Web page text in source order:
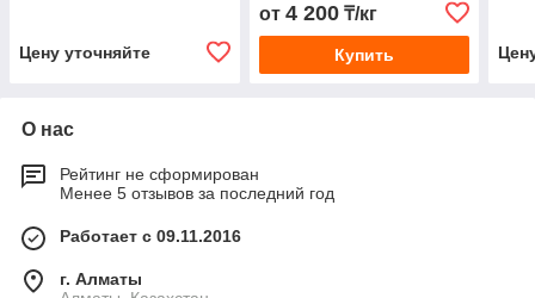
Цену уточняйте
от 4 200₸/кг
Купить
О нас
Рейтинг не сформирован
Менее 5 отзывов за последний год
Работает с 09.11.2016
г. Алматы